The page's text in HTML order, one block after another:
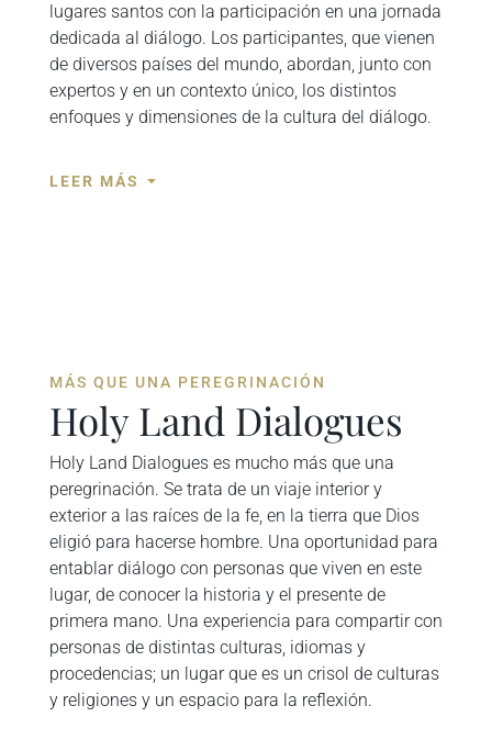
lugares santos con la participación en una jornada
dedicada al diálogo. Los participantes, que vienen
de diversos países del mundo, abordan, junto con
expertos y en un contexto único, los distintos
enfoques y dimensiones de la cultura del diálogo.
LEER MÁS
MÁS QUE UNA PEREGRINACIÓN
Holy Land Dialogues
Holy Land Dialogues es mucho más que una
peregrinación. Se trata de un viaje interior y
exterior a las raíces de la fe, en la tierra que Dios
eligió para hacerse hombre. Una oportunidad para
entablar diálogo con personas que viven en este
lugar, de conocer la historia y el presente de
primera mano. Una experiencia para compartir con
personas de distintas culturas, idiomas y
procedencias; un lugar que es un crisol de culturas
y religiones y un espacio para la reflexión.